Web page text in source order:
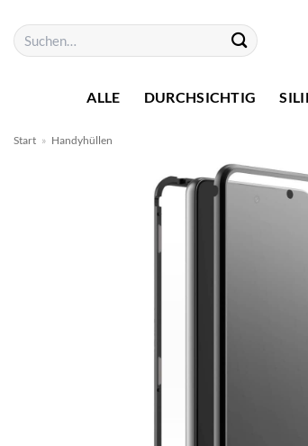
Inhalt
springen
Suchen
nach:
ALLE DURCHSICHTIG
Start » Handyhüllen